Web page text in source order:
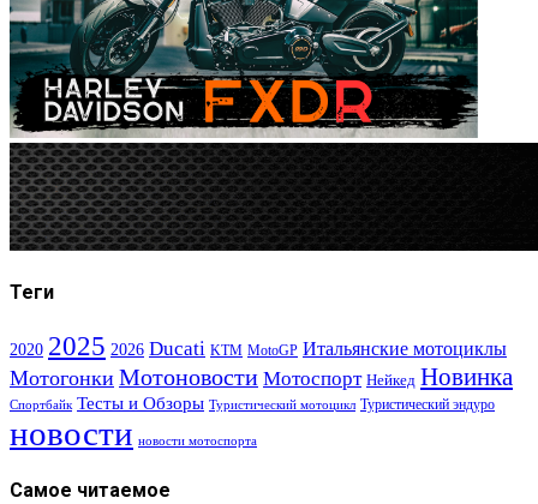
Теги
2020 2025 2026 Ducati KTM MotoGP Итальянские мотоциклы
Мотогонки Мотоновости Мотоспорт Нейкед Новинка
Спортбайк Тесты и Обзоры Туристический мотоцикл Туристический эндуро
новости новости мотоспорта
Самое читаемое